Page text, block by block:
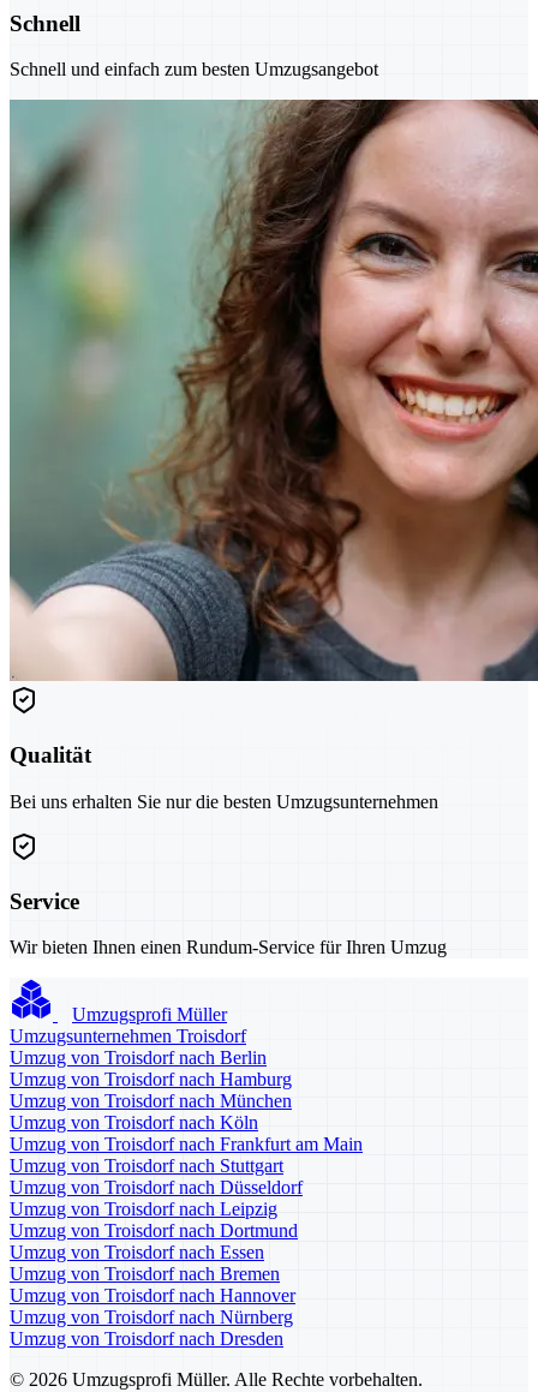
Schnell
Schnell und einfach zum besten Umzugsangebot
Qualität
Bei uns erhalten Sie nur die besten Umzugsunternehmen
Service
Wir bieten Ihnen einen Rundum-Service für Ihren Umzug
Umzugsprofi Müller
Umzugsunternehmen Troisdorf
Umzug von Troisdorf nach Berlin
Umzug von Troisdorf nach Hamburg
Umzug von Troisdorf nach München
Umzug von Troisdorf nach Köln
Umzug von Troisdorf nach Frankfurt am Main
Umzug von Troisdorf nach Stuttgart
Umzug von Troisdorf nach Düsseldorf
Umzug von Troisdorf nach Leipzig
Umzug von Troisdorf nach Dortmund
Umzug von Troisdorf nach Essen
Umzug von Troisdorf nach Bremen
Umzug von Troisdorf nach Hannover
Umzug von Troisdorf nach Nürnberg
Umzug von Troisdorf nach Dresden
© 2026 Umzugsprofi Müller. Alle Rechte vorbehalten.